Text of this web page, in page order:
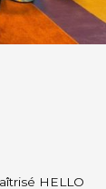
HELLO